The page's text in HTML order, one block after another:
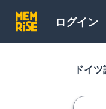
ログイン
ドイ